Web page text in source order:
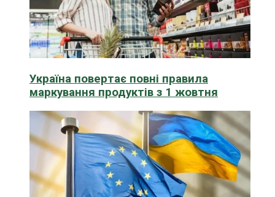
Україна повертає повні правила
маркування продуктів з 1 жовтня